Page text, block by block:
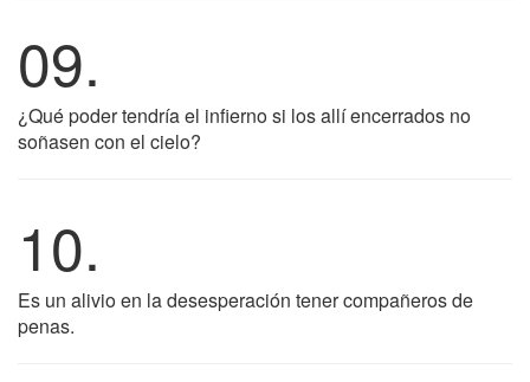
09.
¿Qué poder tendría el infierno si los allí encerrados no
soñasen con el cielo?
10.
Es un alivio en la desesperación tener compañeros de
penas.